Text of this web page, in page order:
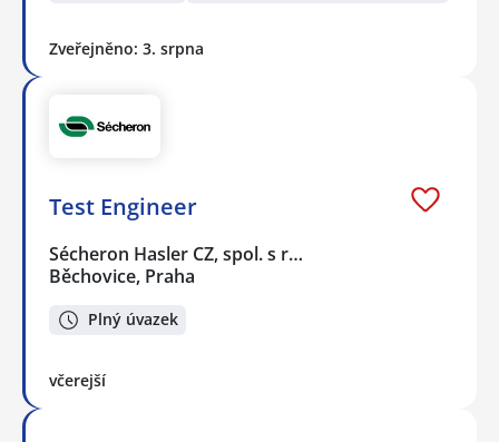
Zveřejněno: 3. srpna
Test Engineer
Sécheron Hasler CZ, spol. s r…
Běchovice, Praha
Plný úvazek
včerejší